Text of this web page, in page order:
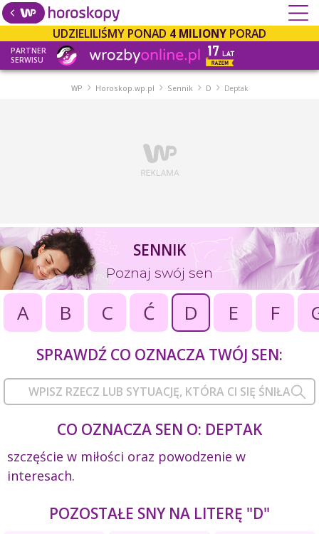
UDZIELILIŚMY PONAD 4 MILIONY PORAD
PARTNER
SERWISU
WP Horoskop.wp.pl Sennik D Deptak
SENNIK
Poznaj swój sen
A B C Ć D E F
SPRAWDŹ CO OZNACZA TWÓJ SEN:
CO OZNACZA SEN O: DEPTAK
szczęście w miłości oraz powodzenie w
interesach.
POZOSTAŁE SNY NA LITERĘ "D"